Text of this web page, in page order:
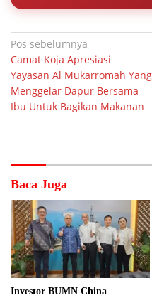
Navigasi
pos
Pos sebelumnya
Camat Koja Apresiasi
Yayasan Al Mukarromah Yang
Menggelar Dapur Bersama
Ibu Untuk Bagikan Makanan
Baca Juga
Investor BUMN China